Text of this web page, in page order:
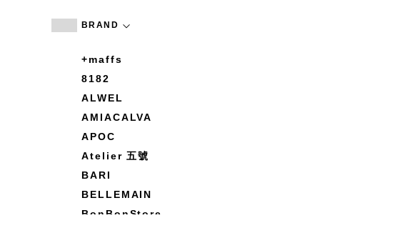
BRAND
+maffs
8182
ALWEL
AMIACALVA
APOC
Atelier 五號
BARI
BELLEMAIN
BonBonStore